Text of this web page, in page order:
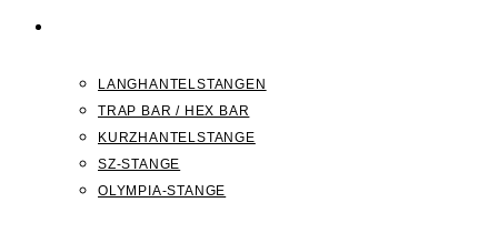
LANGHANTELSTANGEN
TRAP BAR / HEX BAR
KURZHANTELSTANGE
SZ-STANGE
OLYMPIA-STANGE